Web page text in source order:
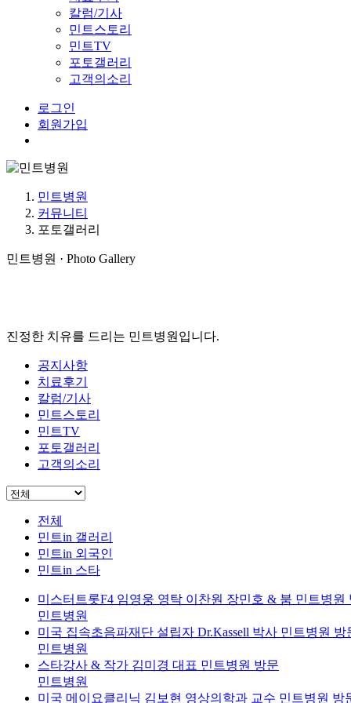
칼럼/기사
민트스토리
민트TV
포토갤러리
고객의소리
로그인
회원가입
민트병원
커뮤니티
포토갤러리
민트병원 · Photo Gallery
진정한 치유를 드리는 민트병원입니다.
공지사항
치료후기
칼럼/기사
민트스토리
민트TV
포토갤러리
고객의소리
전체
민트in 갤러리
민트in 외국인
민트in 스타
미스터트롯F4 임영웅 영탁 이찬원 장민호 & 붐 민트병원
민트병원
미국 집속초음파재단 설립자 Dr.Kassell 박사 민트병원 방
민트병원
스타강사 & 작가 김미경 대표 민트병원 방문
민트병원
미국 메이요클리닉 김보현 영상의학과 교수 민트병원 방